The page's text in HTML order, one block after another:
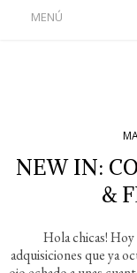
MENÚ
NEW IN:
&
Hola chicas!
adquisiciones que ya